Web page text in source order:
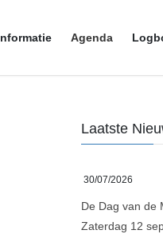
Agenda
Laatste
30/07/2026
De Dag van de
Zaterdag 12